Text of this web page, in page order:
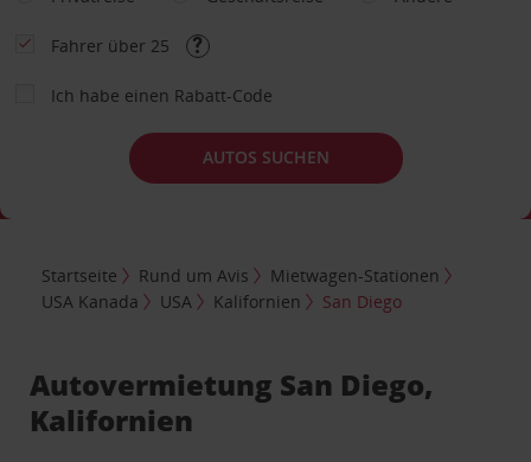
Fahrer über 25
Ich habe einen Rabatt-Code
AUTOS SUCHEN
Startseite Rund um Avis
Mietwagen-Stationen
USA Kanada
USA Kalifornien San Diego
Autovermietung San Diego,
Kalifornien